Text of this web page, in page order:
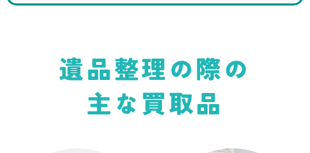
遺品整理の際の
主な買取品